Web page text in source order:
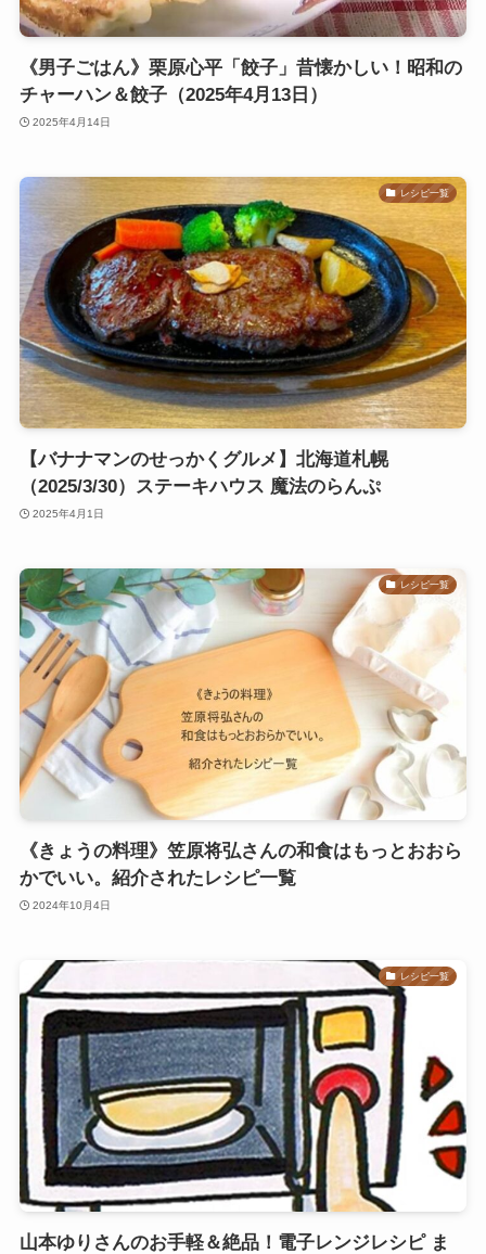
《男子ごはん》栗原心平「餃子」昔懐かしい！昭和の
チャーハン＆餃子（2025年4月13日）
2025年4月14日
レシピ一覧
【バナナマンのせっかくグルメ】北海道札幌
（2025/3/30）ステーキハウス 魔法のらんぷ
2025年4月1日
レシピ一覧
《きょうの料理》笠原将弘さんの和食はもっとおおら
かでいい。紹介されたレシピ一覧
2024年10月4日
レシピ一覧
山本ゆりさんのお手軽＆絶品！電子レンジレシピ ま